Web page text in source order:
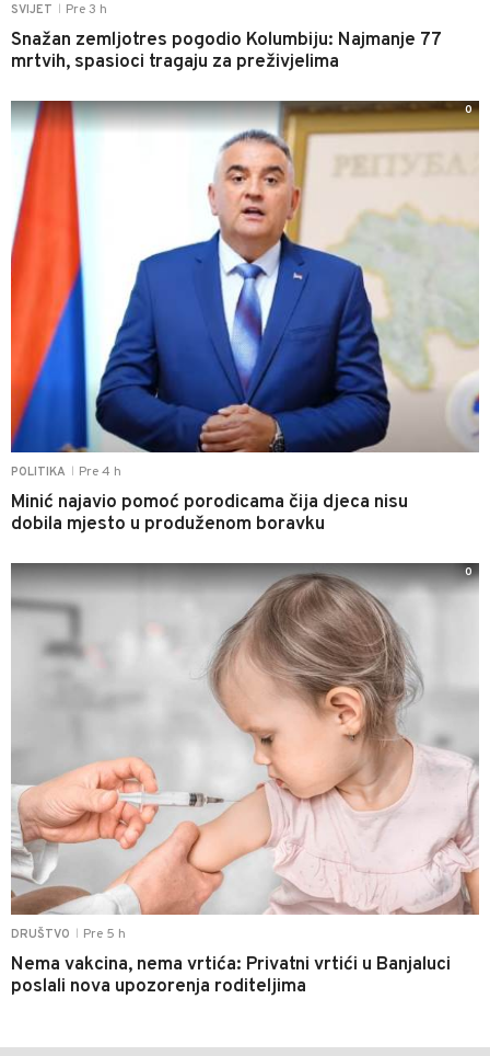
SVIJET Pre 3 h
Snažan zemljotres pogodio Kolumbiju: Najmanje 77
mrtvih, spasioci tragaju za preživjelima
POLITIKA Pre 4 h
Minić najavio pomoć porodicama čija djeca nisu
dobila mjesto u produženom boravku
0
DRUŠTVO Pre 5 h
Nema vakcina, nema vrtića: Privatni vrtići u Banjaluci
poslali nova upozorenja roditeljima
0